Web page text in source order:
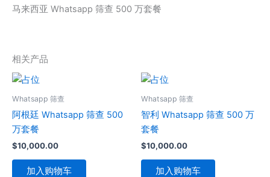
马来西亚 Whatsapp 筛查 500 万套餐
相关产品
Whatsapp 筛查
阿根廷 Whatsapp 筛查 500
万套餐
$10,000.00
加入购物车
Whatsapp 筛查
智利 Whatsapp 筛查 500 万
套餐
$10,000.00
加入购物车